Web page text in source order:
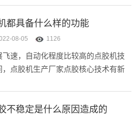
都具备什么样的功能
08-05 1126
速，自动化程度比较高的点胶机技
点胶机生产厂家点胶核心技术有新
不稳定是什么原因造成的